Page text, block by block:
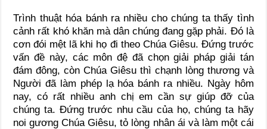
Trình thuật hóa bánh ra nhiều cho chúng ta thấy tình
cảnh rất khó khăn mà dân chúng đang gặp phải. Đó là
cơn đói mệt lã khi họ đi theo Chúa Giêsu. Đứng trước
vấn đề này, các môn đệ đã chọn giải pháp giải tán
đám đông, còn Chúa Giêsu thì chạnh lòng thương và
Người đã làm phép lạ hóa bánh ra nhiều. Ngày hôm
nay, có rất nhiều anh chị em cần sự giúp đỡ của
chúng ta. Đứng trước nhu cầu của họ, chúng ta hãy
noi gương Chúa Giêsu, tỏ lòng nhân ái và làm một cái